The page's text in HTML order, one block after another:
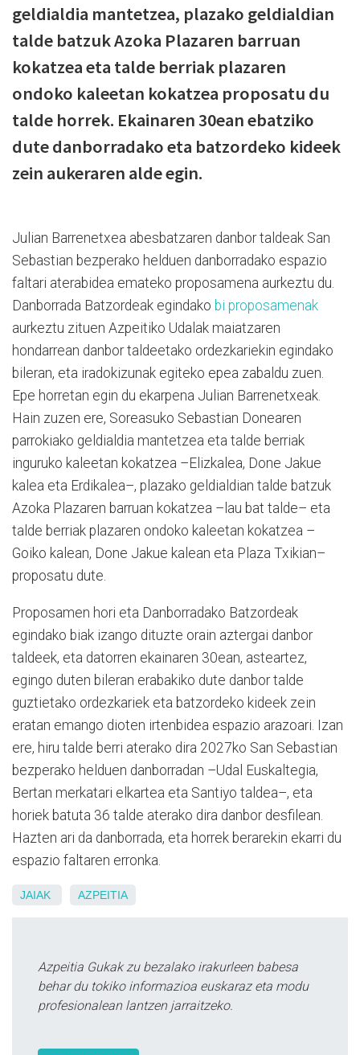
geldialdia mantetzea, plazako geldialdian
talde batzuk Azoka Plazaren barruan
kokatzea eta talde berriak plazaren
ondoko kaleetan kokatzea proposatu du
talde horrek. Ekainaren 30ean ebatziko
dute danborradako eta batzordeko kideek
zein aukeraren alde egin.
Julian Barrenetxea abesbatzaren danbor taldeak San
Sebastian bezperako helduen danborradako espazio
faltari aterabidea emateko proposamena aurkeztu du.
Danborrada Batzordeak egindako bi proposamenak
aurkeztu zituen Azpeitiko Udalak maiatzaren
hondarrean danbor taldeetako ordezkariekin egindako
bileran, eta iradokizunak egiteko epea zabaldu zuen.
Epe horretan egin du ekarpena Julian Barrenetxeak.
Hain zuzen ere, Soreasuko Sebastian Donearen
parrokiako geldialdia mantetzea eta talde berriak
inguruko kaleetan kokatzea –Elizkalea, Done Jakue
kalea eta Erdikalea–, plazako geldialdian talde batzuk
Azoka Plazaren barruan kokatzea –lau bat talde– eta
talde berriak plazaren ondoko kaleetan kokatzea –
Goiko kalean, Done Jakue kalean eta Plaza Txikian–
proposatu dute.
Proposamen hori eta Danborradako Batzordeak
egindako biak izango dituzte orain aztergai danbor
taldeek, eta datorren ekainaren 30ean, asteartez,
egingo duten bileran erabakiko dute danbor talde
guztietako ordezkariek eta batzordeko kideek zein
eratan emango dioten irtenbidea espazio arazoari. Izan
ere, hiru talde berri aterako dira 2027ko San Sebastian
bezperako helduen danborradan –Udal Euskaltegia,
Bertan merkatari elkartea eta Santiyo taldea–, eta
horiek batuta 36 talde aterako dira danbor desfilean.
Hazten ari da danborrada, eta horrek berarekin ekarri du
espazio faltaren erronka.
JAIAK AZPEITIA
Azpeitia Gukak zu bezalako irakurleen babesa
behar du tokiko informazioa euskaraz eta modu
profesionalean lantzen jarraitzeko.